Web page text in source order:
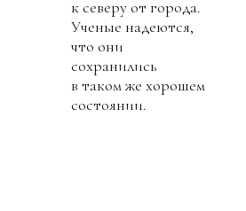
к северу от города.
Ученые надеются,
что они
сохранились
в таком же хорошем
состоянии.